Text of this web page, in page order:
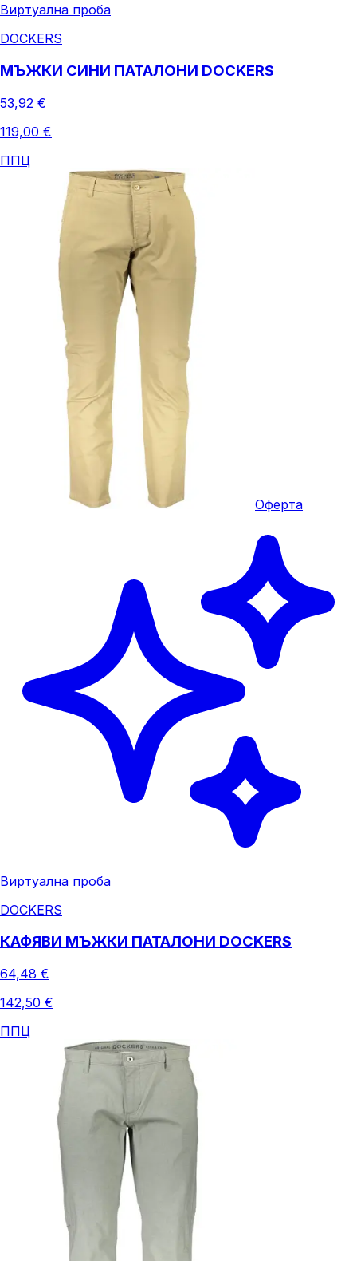
Виртуална проба
DOCKERS
МЪЖКИ СИНИ ПАТАЛОНИ DOCKERS
53,92 €
119,00 €
ППЦ
Оферта
Виртуална проба
DOCKERS
КАФЯВИ МЪЖКИ ПАТАЛОНИ DOCKERS
64,48 €
142,50 €
ППЦ